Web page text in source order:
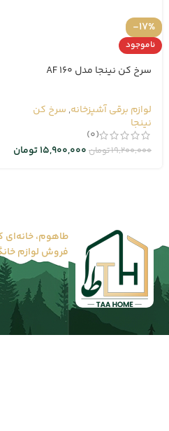
-17%
ناموجود
سرخ کن نینجا مدل AF 160
لوازم برقی آشپزخانه, سرخ کن
نینجا
(0)
19,200,000تومان 15,900,000تومان
طاهوم،
فروش لوازم